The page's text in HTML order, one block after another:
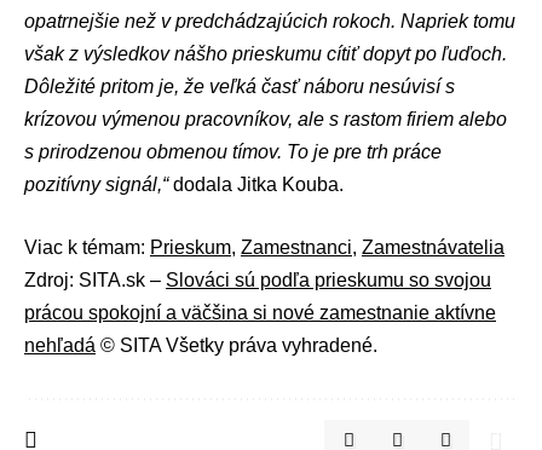
opatrnejšie než v predchádzajúcich rokoch. Napriek tomu
však z výsledkov nášho prieskumu cítiť dopyt po ľuďoch.
Dôležité pritom je, že veľká časť náboru nesúvisí s
krízovou výmenou pracovníkov, ale s rastom firiem alebo
s prirodzenou obmenou tímov. To je pre trh práce
pozitívny signál,“dodala Jitka Kouba.
Viac k témam: Prieskum, Zamestnanci, Zamestnávatelia
Zdroj: SITA.sk – Slováci sú podľa prieskumu so svojou
prácou spokojní a väčšina si nové zamestnanie aktívne
nehľadá © SITA Všetky práva vyhradené.